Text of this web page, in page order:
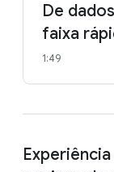
De
faixa
1:49